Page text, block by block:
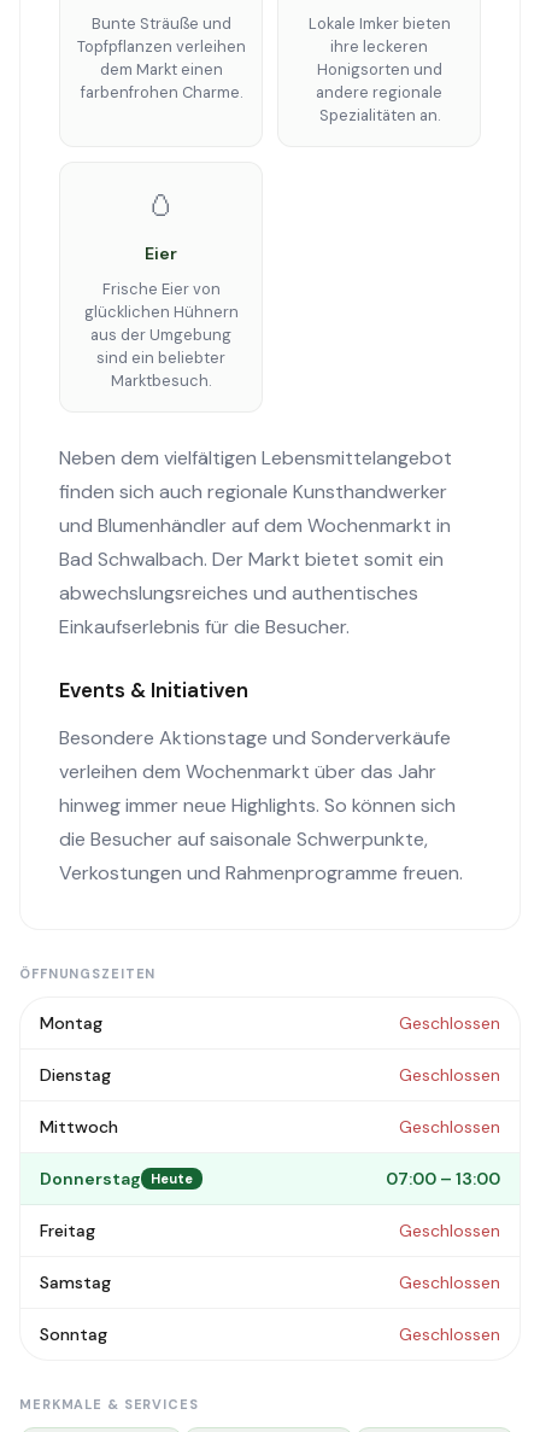
Bunte Sträuße und
Topfpflanzen verleihen
dem Markt einen
farbenfrohen Charme.
Lokale Imker bieten
ihre leckeren
Honigsorten und
andere regionale
Spezialitäten an.
🥚
Eier
Frische Eier von
glücklichen Hühnern
aus der Umgebung
sind ein beliebter
Marktbesuch.
Neben dem vielfältigen Lebensmittelangebot
finden sich auch regionale Kunsthandwerker
und Blumenhändler auf dem Wochenmarkt in
Bad Schwalbach. Der Markt bietet somit ein
abwechslungsreiches und authentisches
Einkaufserlebnis für die Besucher.
Events & Initiativen
Besondere Aktionstage und Sonderverkäufe
verleihen dem Wochenmarkt über das Jahr
hinweg immer neue Highlights. So können sich
die Besucher auf saisonale Schwerpunkte,
Verkostungen und Rahmenprogramme freuen.
ÖFFNUNGSZEITEN
Montag Geschlossen
Dienstag Geschlossen
Mittwoch Geschlossen
Donnerstag Heute 07:00 – 13:00
Freitag Geschlossen
Samstag Geschlossen
Sonntag Geschlossen
MERKMALE & SERVICES